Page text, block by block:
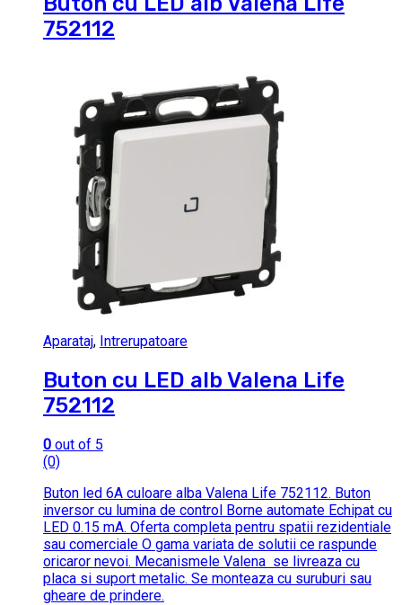
752112
Aparataj, Intrerupatoare
Buton cu LED alb Valena Life
752112
0 out of 5
(0)
Buton led 6A culoare alba Valena Life 752112. Buton
inversor cu lumina de control Borne automate Echipat cu
LED 0.15 mA. Oferta completa pentru spatii rezidentiale
sau comerciale O gama variata de solutii ce raspunde
oricaror nevoi. Mecanismele Valena se livreaza cu
placa si suport metalic. Se monteaza cu suruburi sau
gheare de prindere.